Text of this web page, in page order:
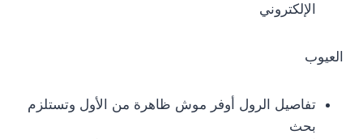
الإلكتروني
العيوب
تفاصيل الرول أوفر موش ظاهرة من الأول وتستلزم
بحث